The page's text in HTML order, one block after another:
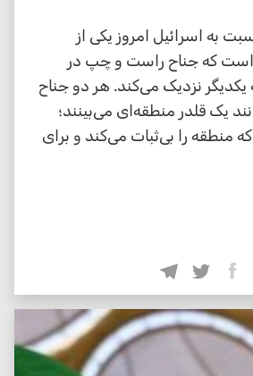
اسرائیل امروز یکی از
که جناح راست و چپ در
نزدیک می‌کند. هر دو جناح
یک قلدر منطقه‌ای می‌بینند؛
را بی‌ثبات می‌کند و برای